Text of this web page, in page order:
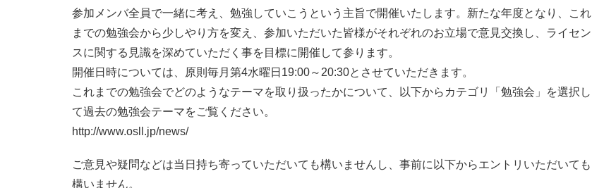
参加メンバ全員で一緒に考え、勉強していこうという主旨で開催いたします。新たな年度となり、これ
までの勉強会から少しやり方を変え、参加いただいた皆様がそれぞれのお立場で意見交換し、ライセン
スに関する見識を深めていただく事を目標に開催して参ります。
開催日時については、原則毎月第4水曜日19:00～20:30とさせていただきます。
これまでの勉強会でどのようなテーマを取り扱ったかについて、以下からカテゴリ「勉強会」を選択し
て過去の勉強会テーマをご覧ください。
http://www.osll.jp/news/
ご意見や疑問などは当日持ち寄っていただいても構いませんし、事前に以下からエントリいただいても
構いません。